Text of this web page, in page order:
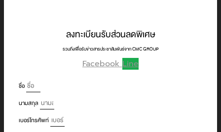
ลงทะเบียนรับส่วนลดพิเศษ
รวมถึงเพื่อรับข่าวสารประชาสัมพันธ์จาก CMC GROUP
Facebook Line
ชื่อ
นามสกุล
เบอร์โทรศัพท์